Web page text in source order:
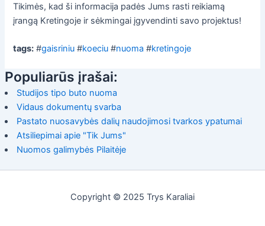
Tikimės, kad ši informacija padės Jums rasti reikiamą
įrangą Kretingoje ir sėkmingai įgyvendinti savo projektus!
tags: #gaisriniu #koeciu #nuoma #kretingoje
Populiarūs įrašai:
Studijos tipo buto nuoma
Vidaus dokumentų svarba
Pastato nuosavybės dalių naudojimosi tvarkos ypatumai
Atsiliepimai apie "Tik Jums"
Nuomos galimybės Pilaitėje
Copyright © 2025 Trys Karaliai